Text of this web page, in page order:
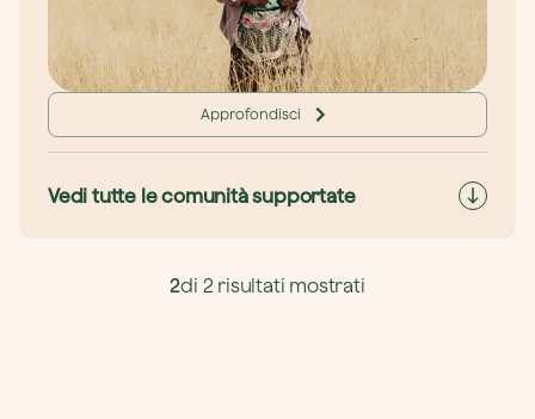
Approfondisci
Vedi tutte le comunità supportate
2di 2 risultati mostrati